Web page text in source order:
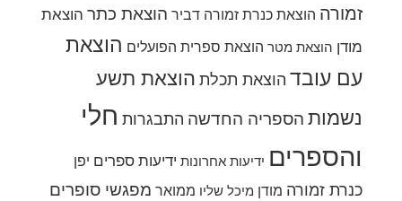
זמורה הוצאת כנרת זמורה דביר הוצאת כתר הוצאת
מודן הוצאת מטר הוצאת ספרית הפועלים הוצאת
עם עובד הוצאת תכלת הוצאת תשע
נשמות הספריה החדשה התבגרות חלי
והספרים ידיעות אחרונות ידיעות ספרים יפן
כנרת זמורה מודן מיכל שליו ממואר מפגשי סופרים